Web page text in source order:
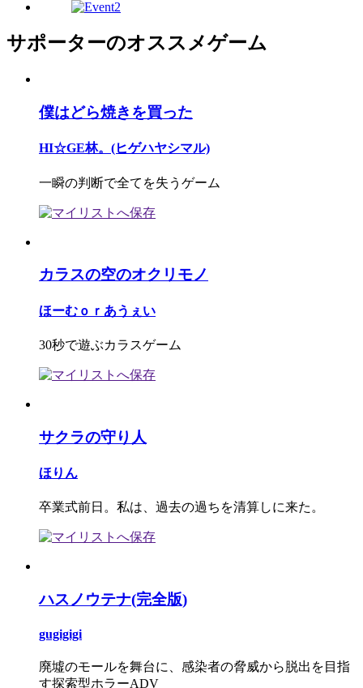
サポーターのオススメゲーム
僕はどら焼きを買った
HI☆GE林。(ヒゲハヤシマル)
一瞬の判断で全てを失うゲーム
カラスの空のオクリモノ
ほーむｏｒあうぇい
30秒で遊ぶカラスゲーム
サクラの守り人
ほりん
卒業式前日。私は、過去の過ちを清算しに来た。
ハスノウテナ(完全版)
gugigigi
廃墟のモールを舞台に、感染者の脅威から脱出を目指
す探索型ホラーADV